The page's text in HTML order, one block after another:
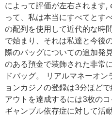
によって評価が左右されます
って、私は本当にすべてとす
の配列を使用して近代的な時
で始まり、それは私達と今後
際のバッグについての追加発
のある預金で装飾された非常
ドバッグ。 リアルマネーオ
ョンカジノの登録は3分ほど
アウトを達成するには3枚の
ギャンブル依存症に対して活